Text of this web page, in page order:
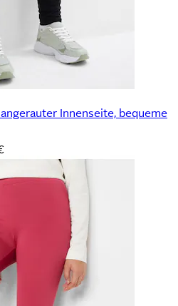
Innenseite, bequeme